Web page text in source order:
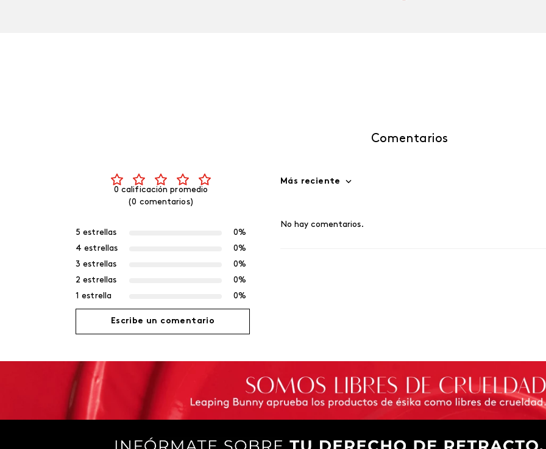
Comentarios
0 calificación promedio
(0 comentarios)
5 estrellas
0%
4 estrellas
0%
3 estrellas
0%
2 estrellas
0%
1 estrella
0%
Escribe un comentario
Agregar comentario
Título
Más reciente
No hay comentarios.